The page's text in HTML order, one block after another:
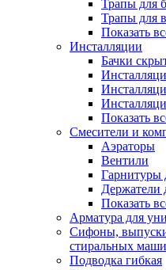
Трапы для
Трапы для
Показать
Инсталляции
Бачки
Показать
Смесители и
Аэраторы
Вентили
Гарнитуры
Держатели
Показать
Арматура для
Сифоны,
стиральных
Подводка гибкая